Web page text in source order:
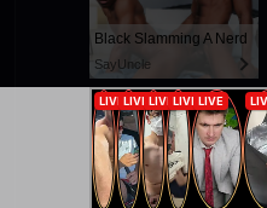
Black Slamming A Nerd
SayUncle
Fucking my girlfriend's hot mommy by mistake